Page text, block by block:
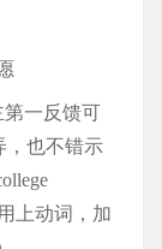
第一反馈可
，也不错示
上动词，加